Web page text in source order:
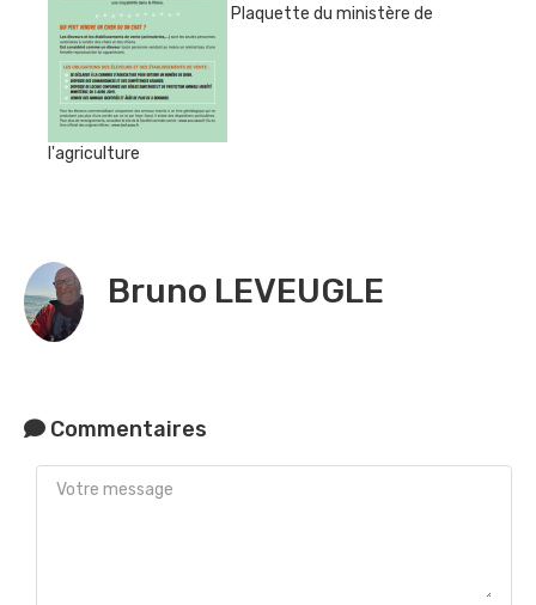
Plaquette du ministère de
l'agriculture
Bruno LEVEUGLE
Commentaires